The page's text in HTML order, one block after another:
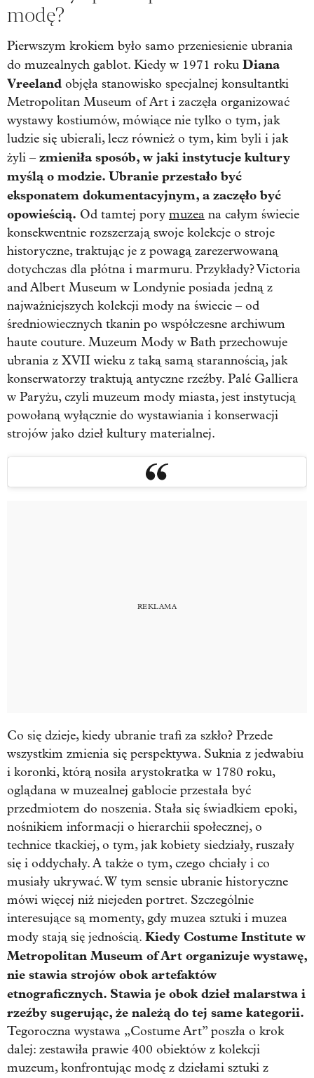
modę?
Pierwszym krokiem było samo przeniesienie ubrania
do muzealnych gablot. Kiedy w 1971 roku Diana
Vreeland objęła stanowisko specjalnej konsultantki
Metropolitan Museum of Art i zaczęła organizować
wystawy kostiumów, mówiące nie tylko o tym, jak
ludzie się ubierali, lecz również o tym, kim byli i jak
żyli – zmieniła sposób, w jaki instytucje kultury
myślą o modzie. Ubranie przestało być
eksponatem dokumentacyjnym, a zaczęło być
opowieścią. Od tamtej pory muzea na całym świecie
konsekwentnie rozszerzają swoje kolekcje o stroje
historyczne, traktując je z powagą zarezerwowaną
dotychczas dla płótna i marmuru. Przykłady? Victoria
and Albert Museum w Londynie posiada jedną z
najważniejszych kolekcji mody na świecie – od
średniowiecznych tkanin po współczesne archiwum
haute couture. Muzeum Mody w Bath przechowuje
ubrania z XVII wieku z taką samą starannością, jak
konserwatorzy traktują antyczne rzeźby. Palé Galliera
w Paryżu, czyli muzeum mody miasta, jest instytucją
powołaną wyłącznie do wystawiania i konserwacji
strojów jako dzieł kultury materialnej.
Co się dzieje, kiedy ubranie trafi za szkło? Przede
wszystkim zmienia się perspektywa. Suknia z jedwabiu
i koronki, którą nosiła arystokratka w 1780 roku,
oglądana w muzealnej gablocie przestała być
przedmiotem do noszenia. Stała się świadkiem epoki,
nośnikiem informacji o hierarchii społecznej, o
technice tkackiej, o tym, jak kobiety siedziały, ruszały
się i oddychały. A także o tym, czego chciały i co
musiały ukrywać. W tym sensie ubranie historyczne
mówi więcej niż niejeden portret. Szczególnie
interesujące są momenty, gdy muzea sztuki i muzea
mody stają się jednością. Kiedy Costume Institute w
Metropolitan Museum of Art organizuje wystawę,
nie stawia strojów obok artefaktów
etnograficznych. Stawia je obok dzieł malarstwa i
rzeźby sugerując, że należą do tej same kategorii.
Tegoroczna wystawa „Costume Art” poszła o krok
dalej: zestawiła prawie 400 obiektów z kolekcji
muzeum, konfrontując modę z dziełami sztuki z